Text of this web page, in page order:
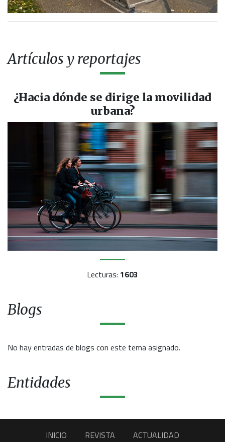
Artículos y reportajes
¿Hacia dónde se dirige la movilidad
urbana?
Lecturas: 1603
Blogs
No hay entradas de blogs con este tema asignado.
Entidades
INICIO REVISTA
ACTUALIDAD